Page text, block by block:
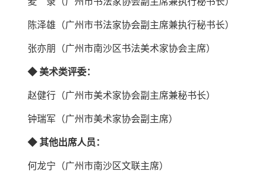
陈泽雄（广州市书法家协会副主席兼执行秘书长）
张亦朋（广州市南沙区书法美术家协会主席）
◆美术类评委：
赵健行（广州市美术家协会副主席兼秘书长）
钟瑞军（广州市美术家协会副主席）
◆其他出席人员：
何龙宁（广州市南沙区文联主席）